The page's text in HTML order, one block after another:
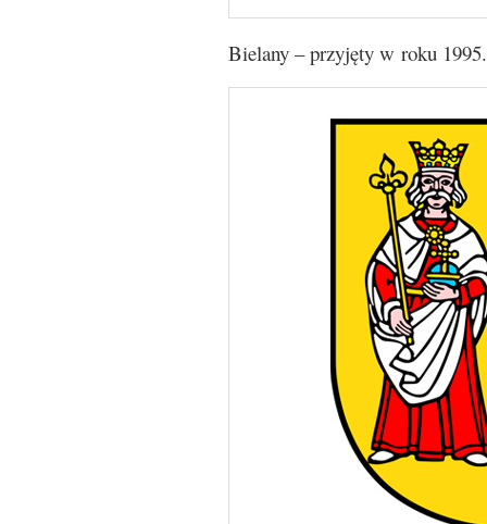
Bielany – przyjęty w roku 1995.